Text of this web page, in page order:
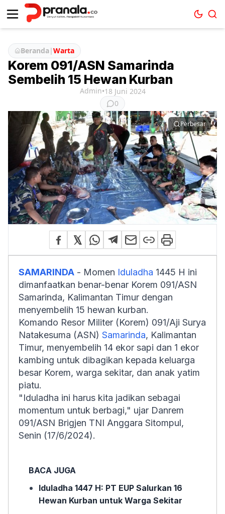
Beranda|Warta
Korem 091/ASN Samarinda
Sembelih 15 Hewan Kurban
Admin•18 Juni 2024
0
Perbesar
SAMARINDA - Momen Iduladha 1445 H ini
dimanfaatkan benar-benar Korem 091/ASN
Samarinda, Kalimantan Timur dengan
menyembelih 15 hewan kurban.
Komando Resor Militer (Korem) 091/Aji Surya
Natakesuma (ASN) Samarinda, Kalimantan
Timur, menyembelih 14 ekor sapi dan 1 ekor
kambing untuk dibagikan kepada keluarga
besar Korem, warga sekitar, dan anak yatim
piatu.
"Iduladha ini harus kita jadikan sebagai
momentum untuk berbagi," ujar Danrem
091/ASN Brigjen TNI Anggara Sitompul,
Senin (17/6/2024).
BACA JUGA
Iduladha 1447 H: PT EUP Salurkan 16
Hewan Kurban untuk Warga Sekitar